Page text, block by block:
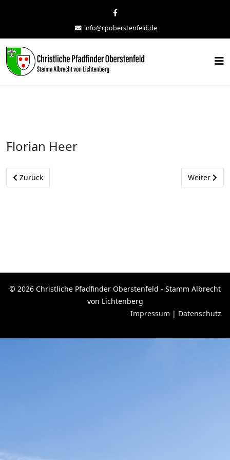
info@cpoberstenfeld.de
Florian Heer
Vorheriger Beitrag: Andreas Fender
Zurück Nächster
Weiter
© 2026 Christliche Pfadfinder Oberstenfeld - Stamm Albrecht
von Lichtenberg
Impressum | Datenschutz